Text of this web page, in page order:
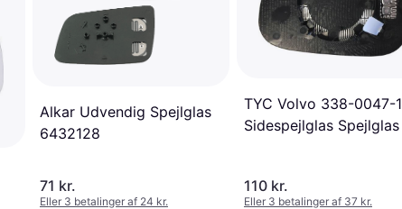
Alkar Udvendig Spejlglas
6432128
71 kr.
Eller 3 betalinger af 24 kr.
TYC Volvo 338-0047-1
Sidespejlglas Spejlglas
110 kr.
Eller 3 betalinger af 37 kr.